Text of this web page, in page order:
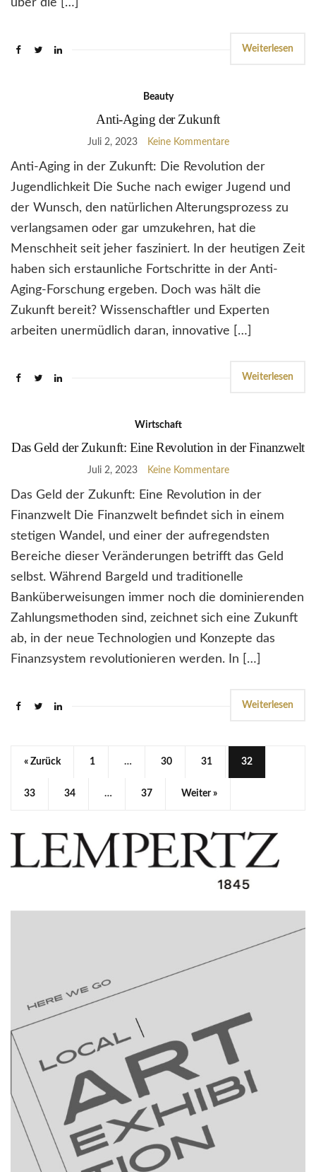
über die […]
Weiterlesen
Beauty
Anti-Aging der Zukunft
Juli 2, 2023 Keine Kommentare
Anti-Aging in der Zukunft: Die Revolution der
Jugendlichkeit Die Suche nach ewiger Jugend und
der Wunsch, den natürlichen Alterungsprozess zu
verlangsamen oder gar umzukehren, hat die
Menschheit seit jeher fasziniert. In der heutigen Zeit
haben sich erstaunliche Fortschritte in der Anti-
Aging-Forschung ergeben. Doch was hält die
Zukunft bereit? Wissenschaftler und Experten
arbeiten unermüdlich daran, innovative […]
Weiterlesen
Wirtschaft
Das Geld der Zukunft: Eine Revolution in der Finanzwelt
Juli 2, 2023 Keine Kommentare
Das Geld der Zukunft: Eine Revolution in der
Finanzwelt Die Finanzwelt befindet sich in einem
stetigen Wandel, und einer der aufregendsten
Bereiche dieser Veränderungen betrifft das Geld
selbst. Während Bargeld und traditionelle
Banküberweisungen immer noch die dominierenden
Zahlungsmethoden sind, zeichnet sich eine Zukunft
ab, in der neue Technologien und Konzepte das
Finanzsystem revolutionieren werden. In […]
Weiterlesen
« Zurück 1 … 30 31 32
33 34 … 37 Weiter »